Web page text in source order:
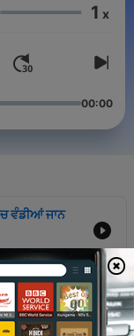
Volume 1 x
00:00
ਵੰਡੀਆਂ ਜਾਨ
in India